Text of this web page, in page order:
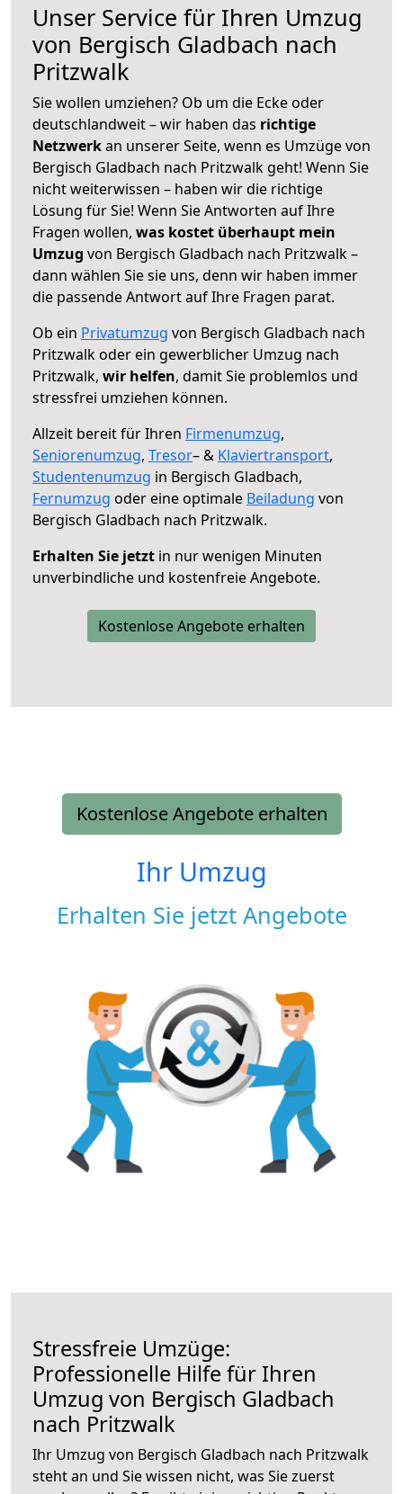
Unser Service für Ihren Umzug
von Bergisch Gladbach nach
Pritzwalk
Sie wollen umziehen? Ob um die Ecke oder
deutschlandweit – wir haben das richtige
Netzwerkan unserer Seite, wenn es Umzüge von
Bergisch Gladbach nach Pritzwalk geht! Wenn Sie
nicht weiterwissen – haben wir die richtige
Lösung für Sie! Wenn Sie Antworten auf Ihre
Fragen wollen, was kostet überhaupt mein
Umzug von Bergisch Gladbach nach Pritzwalk –
dann wählen Sie sie uns, denn wir haben immer
die passende Antwort auf Ihre Fragen parat.
Ob ein Privatumzug von Bergisch Gladbach nach
Pritzwalk oder ein gewerblicher Umzug nach
Pritzwalk, wir helfen, damit Sie problemlos und
stressfrei umziehen können.
Allzeit bereit für Ihren Firmenumzug,
Seniorenumzug, Tresor– & Klaviertransport,
Studentenumzug in Bergisch Gladbach,
Fernumzug oder eine optimale Beiladung von
Bergisch Gladbach nach Pritzwalk.
Erhalten Sie jetzt in nur wenigen Minuten
unverbindliche und kostenfreie Angebote.
Kostenlose Angebote erhalten
Kostenlose Angebote erhalten
Ihr Umzug
Erhalten Sie jetzt Angebote
Stressfreie Umzüge:
Professionelle Hilfe für Ihren
Umzug von Bergisch Gladbach
nach Pritzwalk
Ihr Umzug von Bergisch Gladbach nach Pritzwalk
steht an und Sie wissen nicht, was Sie zuerst